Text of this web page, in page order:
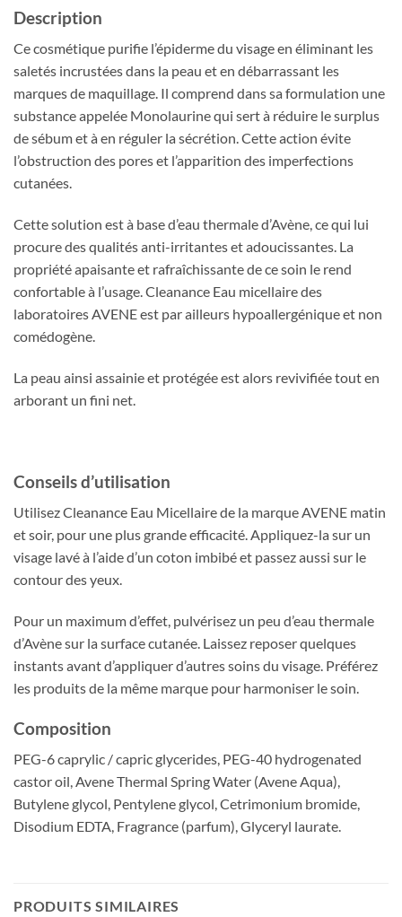
Description
Ce cosmétique purifie l’épiderme du visage en éliminant les
saletés incrustées dans la peau et en débarrassant les
marques de maquillage. Il comprend dans sa formulation une
substance appelée Monolaurine qui sert à réduire le surplus
de sébum et à en réguler la sécrétion. Cette action évite
l’obstruction des pores et l’apparition des imperfections
cutanées.
Cette solution est à base d’eau thermale d’Avène, ce qui lui
procure des qualités anti-irritantes et adoucissantes. La
propriété apaisante et rafraîchissante de ce soin le rend
confortable à l’usage. Cleanance Eau micellaire des
laboratoires AVENE est par ailleurs hypoallergénique et non
comédogène.
La peau ainsi assainie et protégée est alors revivifiée tout en
arborant un fini net.
Conseils d’utilisation
Utilisez Cleanance Eau Micellaire de la marque AVENE matin
et soir, pour une plus grande efficacité. Appliquez-la sur un
visage lavé à l’aide d’un coton imbibé et passez aussi sur le
contour des yeux.
Pour un maximum d’effet, pulvérisez un peu d’eau thermale
d’Avène sur la surface cutanée. Laissez reposer quelques
instants avant d’appliquer d’autres soins du visage. Préférez
les produits de la même marque pour harmoniser le soin.
Composition
PEG-6 caprylic / capric glycerides, PEG-40 hydrogenated
castor oil, Avene Thermal Spring Water (Avene Aqua),
Butylene glycol, Pentylene glycol, Cetrimonium bromide,
Disodium EDTA, Fragrance (parfum), Glyceryl laurate.
PRODUITS SIMILAIRES